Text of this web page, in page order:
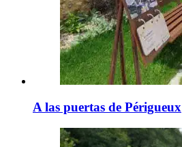
A las puertas de Périgueux